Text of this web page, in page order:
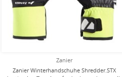
Zanier
Zanier Winterhandschuhe Shredder.STX